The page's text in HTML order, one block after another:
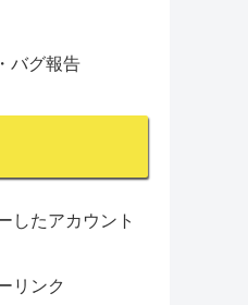
バグ報告
したアカウント
リンク